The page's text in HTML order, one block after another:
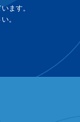
ます。
。